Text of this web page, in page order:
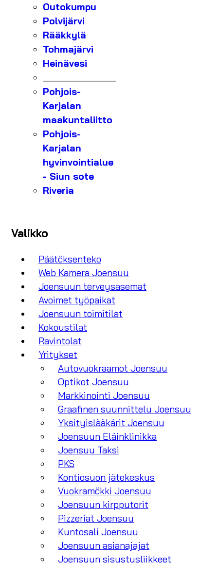
Outokumpu
Polvijärvi
Rääkkylä
Tohmajärvi
Heinävesi
Pohjois-
Karjalan
maakuntaliitto
Pohjois-
Karjalan
hyvinvointialue
- Siun sote
Riveria
Valikko
Päätöksenteko
Web Kamera Joensuu
Joensuun terveysasemat
Avoimet työpaikat
Joensuun toimitilat
Kokoustilat
Ravintolat
Yritykset
Autovuokraamot Joensuu
Optikot Joensuu
Markkinointi Joensuu
Graafinen suunnittelu Joensuu
Yksityislääkärit Joensuu
Joensuun Eläinklinikka
Joensuu Taksi
PKS
Kontiosuon jätekeskus
Vuokramökki Joensuu
Joensuun kirpputorit
Pizzeriat Joensuu
Kuntosali Joensuu
Joensuun asianajajat
Joensuun sisustusliikkeet